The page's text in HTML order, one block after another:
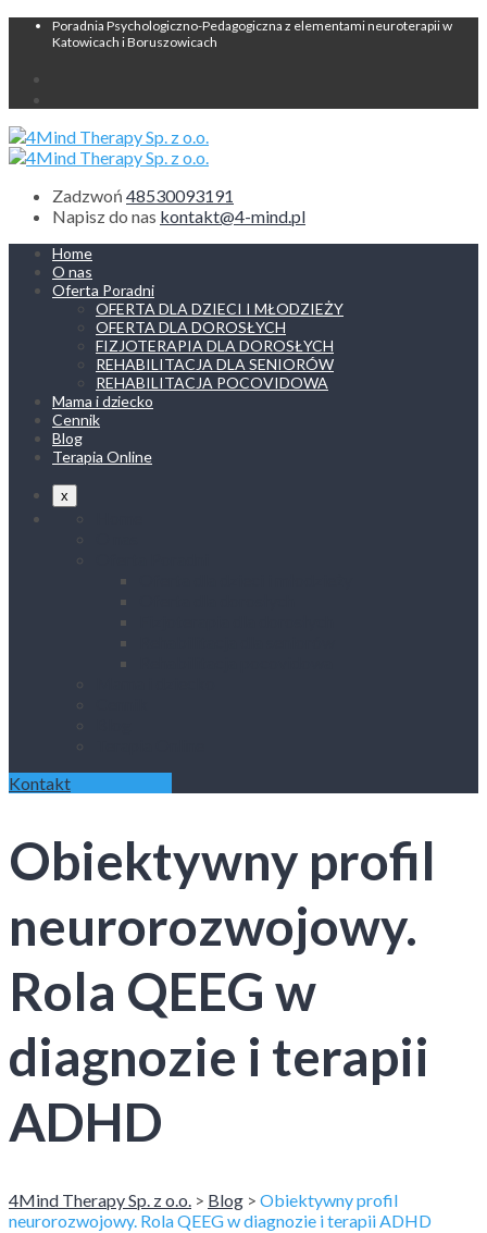
Poradnia Psychologiczno-Pedagogiczna z elementami neuroterapii w
Katowicach i Boruszowicach
Zadzwoń 48530093191
Napisz do nas kontakt@4-mind.pl
Home
O nas
Oferta Poradni
OFERTA DLA DZIECI I MŁODZIEŻY
OFERTA DLA DOROSŁYCH
FIZJOTERAPIA DLA DOROSŁYCH
REHABILITACJA DLA SENIORÓW
REHABILITACJA POCOVIDOWA
Mama i dziecko
Cennik
Blog
Terapia Online
x
Kontakt
Obiektywny profil
neurorozwojowy.
Rola QEEG w
diagnozie i terapii
ADHD
4Mind Therapy Sp. z o.o. > Blog > Obiektywny profil
neurorozwojowy. Rola QEEG w diagnozie i terapii ADHD